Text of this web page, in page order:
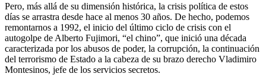
Pero, más allá de su dimensión histórica, la crisis política de estos
días se arrastra desde hace al menos 30 años. De hecho, podemos
remontarnos a 1992, el inicio del último ciclo de crisis con el
autogolpe de Alberto Fujimori, “el chino”, que inició una década
caracterizada por los abusos de poder, la corrupción, la continuación
del terrorismo de Estado a la cabeza de su brazo derecho Vladimiro
Montesinos, jefe de los servicios secretos.